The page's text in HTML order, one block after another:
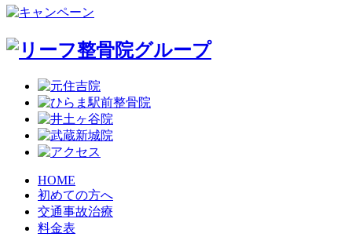
HOME
初めての方へ
交通事故治療
料金表